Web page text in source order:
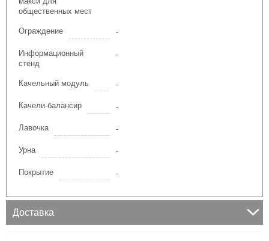
общественных мест
Ограждение -
Информационный
стенд
-
Качельный модуль -
Качели-балансир -
Лавочка -
Урна -
Покрытие -
Доставка
IgraGrad Домик
IgraGrad Песочница
Игруня
Игровые домики
Качельный модуль